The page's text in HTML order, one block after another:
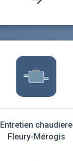
Entretien chaudiere
Fleury-Mérogis